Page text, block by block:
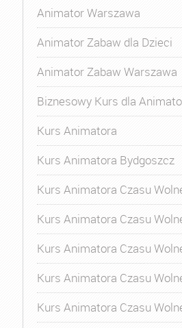
Animator Warszawa
Animator Zabaw dla Dzieci
Animator Zabaw Warszawa
Biznesowy Kurs dla
Kurs Animatora
Kurs Animatora Bydgoszcz
Kurs Animatora Czasu
Kurs Animatora Czasu
Kurs Animatora Czasu
Kurs Animatora Czasu
Kurs Animatora Czasu